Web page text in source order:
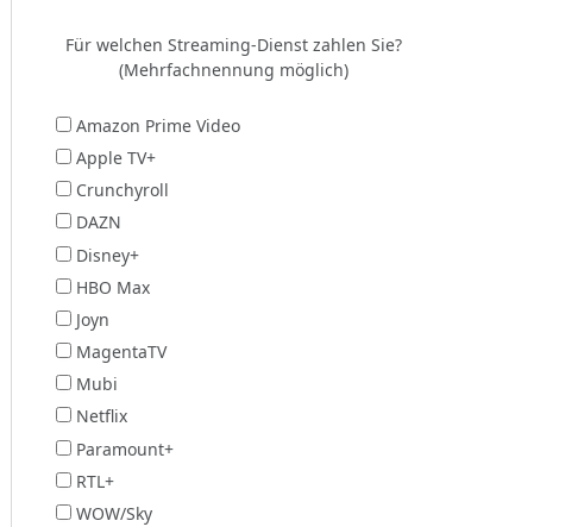
Für welchen Streaming-Dienst zahlen Sie?
(Mehrfachnennung möglich)
Amazon Prime Video
Apple TV+
Crunchyroll
DAZN
Disney+
HBO Max
Joyn
MagentaTV
Mubi
Netflix
Paramount+
RTL+
WOW/Sky